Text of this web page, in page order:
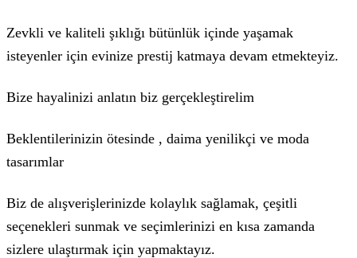
Zevkli ve kaliteli şıklığı bütünlük içinde yaşamak
isteyenler için evinize prestij katmaya devam etmekteyiz.
Bize hayalinizi anlatın biz gerçekleştirelim
Beklentilerinizin ötesinde , daima yenilikçi ve moda
tasarımlar
Biz de alışverişlerinizde kolaylık sağlamak, çeşitli
seçenekleri sunmak ve seçimlerinizi en kısa zamanda
sizlere ulaştırmak için yapmaktayız.